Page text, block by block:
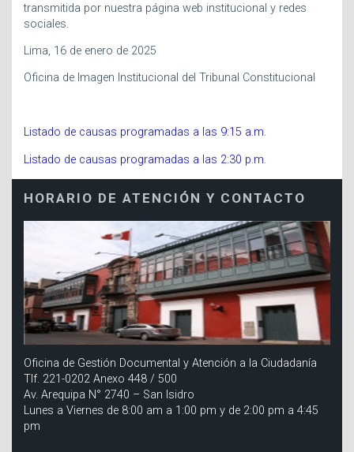
transmitida por nuestra página web institucional y redes
sociales.
Lima, 16 de enero de 2025
Oficina de Imagen Institucional del Tribunal Constitucional
Listado de causas programadas a las 9:15 a.m.
Listado de causas programadas a las 2:30 p.m.
HORARIO DE ATENCIÓN Y CONTACTO
Oficina de Gestión Documental y Atención a la Ciudadanía
Tlf. 221-0202 Anexo 448 / 500
Av. Arequipa N° 2740 – San Isidro
Lunes a Viernes de 8:00 am a 1:00 pm y de 2:00 pm a 4:45
pm